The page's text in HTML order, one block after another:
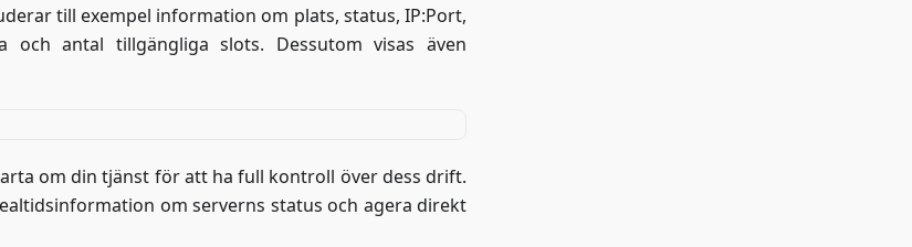
till exempel information om plats, status, IP:Port,
och antal tillgängliga slots. Dessutom visas även
om din tjänst för att ha full kontroll över dess drift.
om serverns status och agera direkt